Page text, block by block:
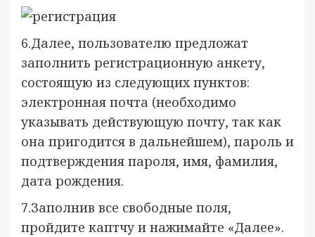
6.Далее, пользователю предложат
заполнить регистрационную анкету,
состоящую из следующих пунктов:
электронная почта (необходимо
указывать действующую почту, так как
она пригодится в дальнейшем), пароль и
подтверждения пароля, имя, фамилия,
дата рождения.
7.Заполнив все свободные поля,
пройдите каптчу и нажимайте «Далее».